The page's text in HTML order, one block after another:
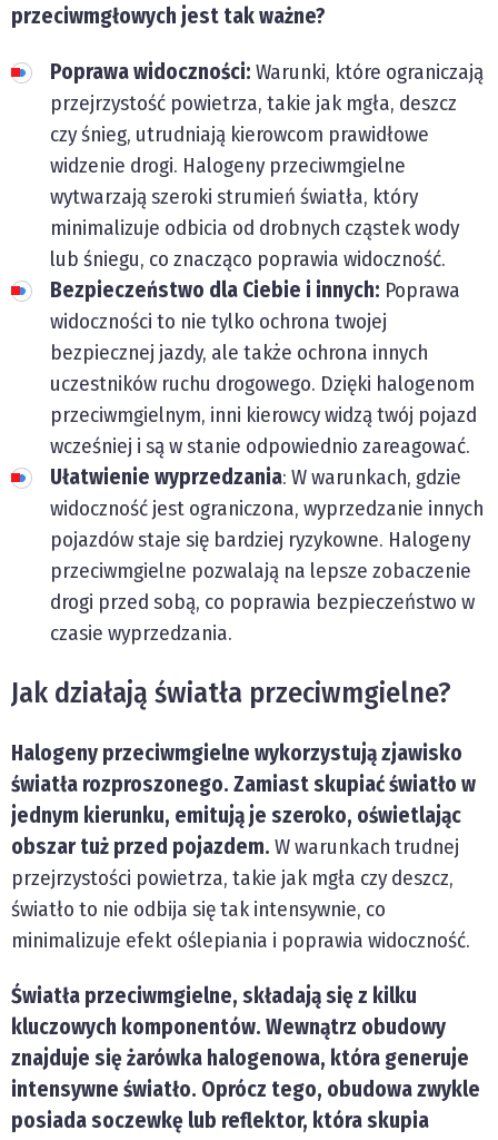
przeciwmgłowych jest tak ważne?
Poprawa widoczności: Warunki, które ograniczają
przejrzystość powietrza, takie jak mgła, deszcz
czy śnieg, utrudniają kierowcom prawidłowe
widzenie drogi. Halogeny przeciwmgielne
wytwarzają szeroki strumień światła, który
minimalizuje odbicia od drobnych cząstek wody
lub śniegu, co znacząco poprawia widoczność.
Bezpieczeństwo dla Ciebie i innych: Poprawa
widoczności to nie tylko ochrona twojej
bezpiecznej jazdy, ale także ochrona innych
uczestników ruchu drogowego. Dzięki halogenom
przeciwmgielnym, inni kierowcy widzą twój pojazd
wcześniej i są w stanie odpowiednio zareagować.
Ułatwienie wyprzedzania: W warunkach, gdzie
widoczność jest ograniczona, wyprzedzanie innych
pojazdów staje się bardziej ryzykowne. Halogeny
przeciwmgielne pozwalają na lepsze zobaczenie
drogi przed sobą, co poprawia bezpieczeństwo w
czasie wyprzedzania.
Jak działają światła przeciwmgielne?
Halogeny przeciwmgielne wykorzystują zjawisko
światła rozproszonego. Zamiast skupiać światło w
jednym kierunku, emitują je szeroko, oświetlając
obszar tuż przed pojazdem. W warunkach trudnej
przejrzystości powietrza, takie jak mgła czy deszcz,
światło to nie odbija się tak intensywnie, co
minimalizuje efekt oślepiania i poprawia widoczność.
Światła przeciwmgielne, składają się z kilku
kluczowych komponentów. Wewnątrz obudowy
znajduje się żarówka halogenowa, która generuje
intensywne światło. Oprócz tego, obudowa zwykle
posiada soczewkę lub reflektor, która skupia